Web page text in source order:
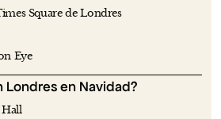
Square de Londres
Eye
Londres en Navidad?